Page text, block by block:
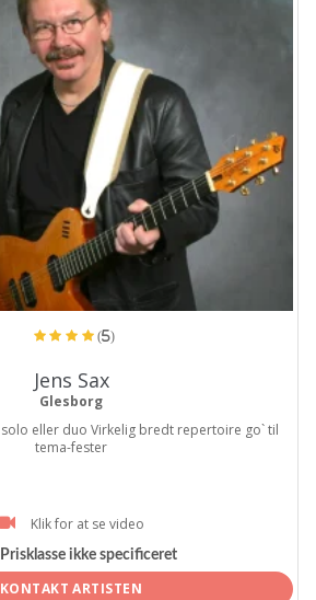
(5)
Jens Sax
Glesborg
eller duo Virkelig bredt repertoire go` til
tema-fester
Klik for at se video
Prisklasse ikke specificeret
KONTAKT ARTISTEN